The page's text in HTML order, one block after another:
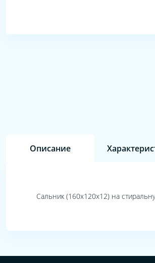
Описание
Сальник (160х120х12) на